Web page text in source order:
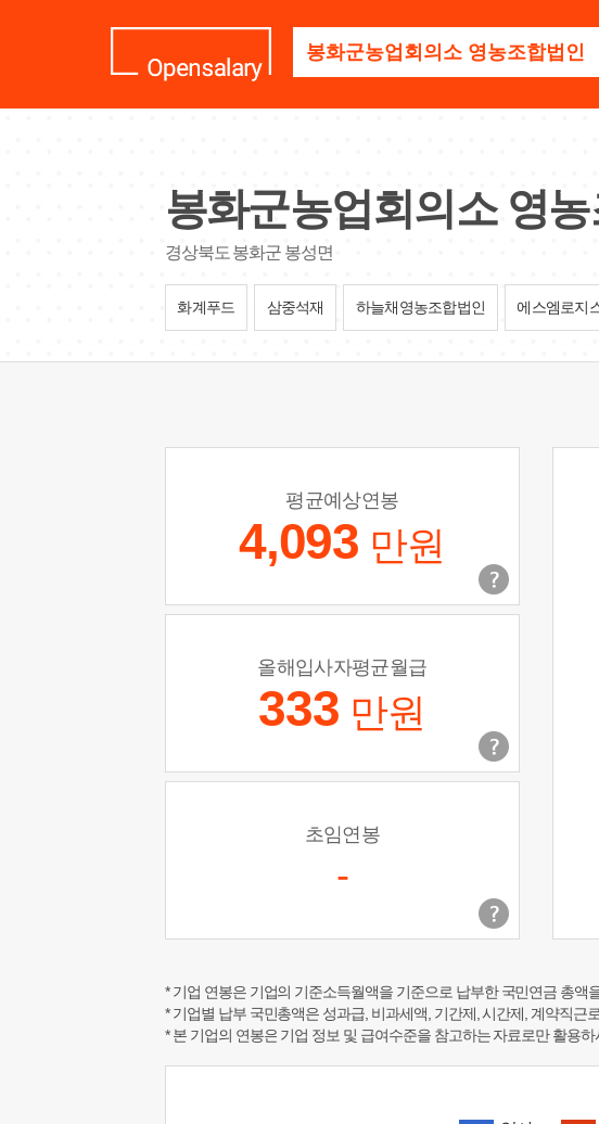
명
세
요
봉화군농업회의소 영
경상북도 봉화군 봉성면
화계푸드 삼중석재 하늘채영농조합법인 에스엠로지
평균예상연봉
4,093 만원
올해입사자평균월급
333 만원
초임연봉
-
* 기업 연봉은 기업의 기준소득월액을 기준으로 납부한 국민연금 총액
* 기업별 납부 국민총액은 성과급, 비과세액, 기간제, 시간제, 계약직
* 본 기업의 연봉은 기업 정보 및 급여수준을 참고하는 자료로만 활용